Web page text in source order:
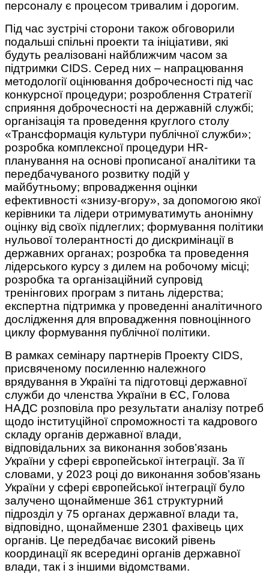
персоналу є процесом тривалим і дорогим.
Під час зустрічі сторони також обговорили
подальші спільні проекти та ініціативи, які
будуть реалізовані найближчим часом за
підтримки CIDS. Серед них – напрацювання
методології оцінювання доброчесності під час
конкурсної процедури; розроблення Стратегії
сприяння доброчесності на державній службі;
організація та проведення круглого столу
«Трансформація культури публічної служби»;
розробка комплексної процедури HR-
планування на основі прописаної аналітики та
передбачуваного розвитку подій у
майбутньому; впровадження оцінки
ефективності «знизу-вгору», за допомогою якої
керівники та лідери отримуватимуть анонімну
оцінку від своїх підлеглих; формування політики
нульової толерантності до дискримінації в
державних органах; розробка та проведення
лідерського курсу з дилем на робочому місці;
розробка та організаційний супровід
тренінгових програм з питань лідерства;
експертна підтримка у проведенні аналітичного
дослідження для впровадження повноцінного
циклу формування публічної політики.
В рамках семінару партнерів Проекту CIDS,
присвяченому посиленню належного
врядування в Україні та підготовці державної
служби до членства України в ЄС, Голова
НАДС розповіла про результати аналізу потреб
щодо інституційної спроможності та кадрового
складу органів державної влади,
відповідальних за виконання зобов’язань
України у сфері європейської інтеграції. За її
словами, у 2023 році до виконання зобов’язань
України у сфері європейської інтеграції було
залучено щонайменше 361 структурний
підрозділ у 75 органах державної влади та,
відповідно, щонайменше 2301 фахівець цих
органів. Це передбачає високий рівень
координації як всередині органів державної
влади, так і з іншими відомствами.